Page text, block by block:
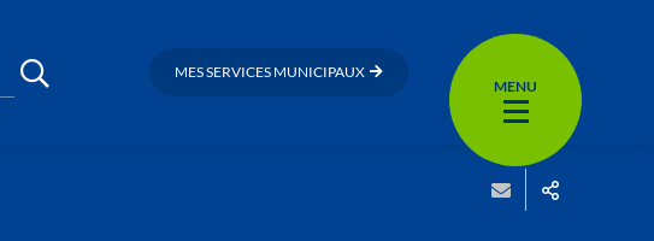
MES SERVICES MUNICIPAUX
MENU